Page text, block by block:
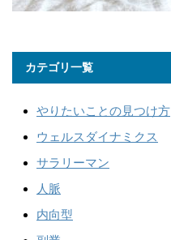
カテゴリ一覧
やりたいことの見つけ方
ウェルスダイナミクス
サラリーマン
人脈
内向型